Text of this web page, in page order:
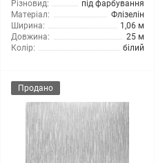
Різновид:
під фарбування
Матеріал:
Флізелін
Ширина:
1,06 м
Довжина:
25 м
Колір:
білий
Продано